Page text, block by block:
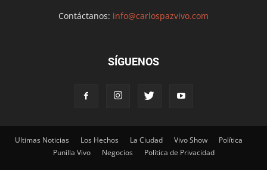
Contáctanos: info@carlospazvivo.com
SÍGUENOS
Ultimas Noticias Los Hechos La Ciudad Vivo Show
Política
Punilla Vivo
Negocios Política de Privacidad